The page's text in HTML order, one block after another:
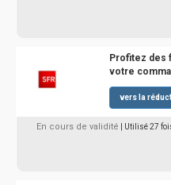
Profitez des
votre
vers la
En cours de validité | Utilisé 27